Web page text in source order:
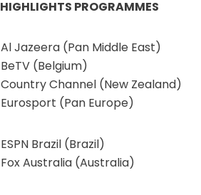
HIGHLIGHTS PROGRAMMES
Al Jazeera (Pan Middle East)
BeTV (Belgium)
Country Channel (New Zealand)
Eurosport (Pan Europe)
ESPN Brazil (Brazil)
Fox Australia (Australia)